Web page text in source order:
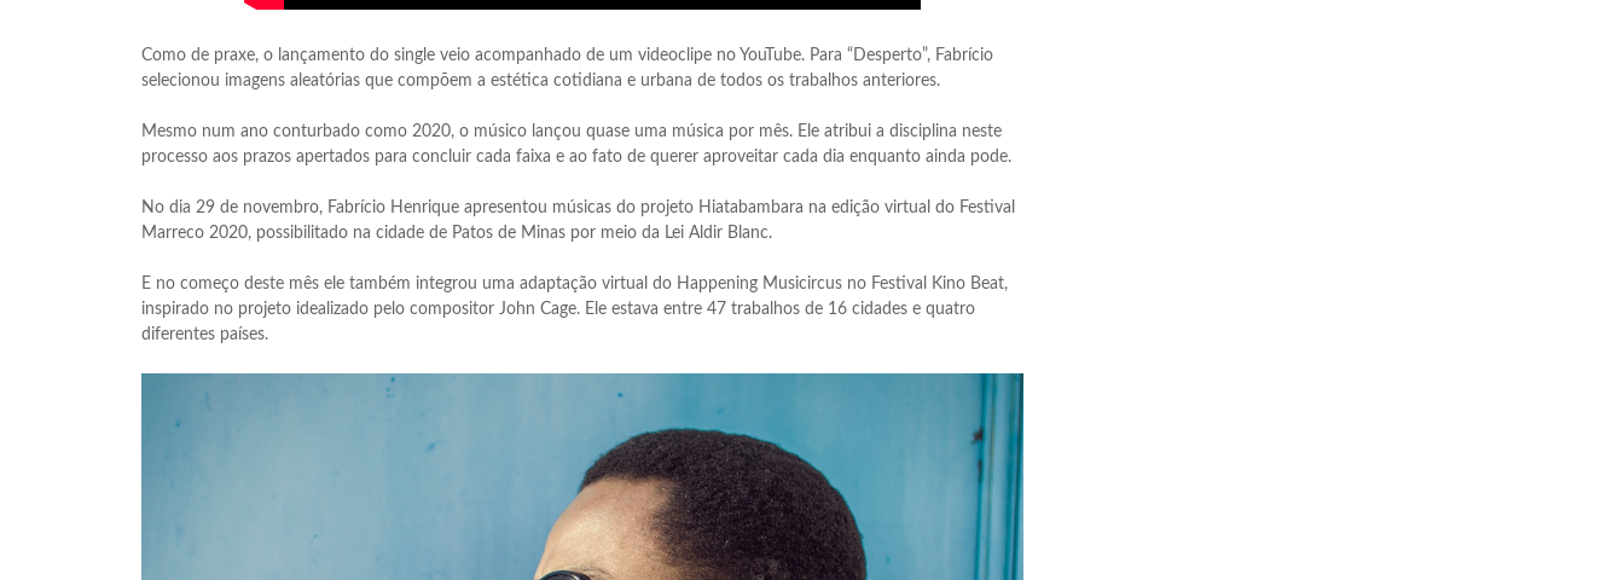
Como de praxe, o lançamento do single veio acompanhado de um videoclipe no YouTube. Para “Desperto”, Fabrício
selecionou imagens aleatórias que compõem a estética cotidiana e urbana de todos os trabalhos anteriores.
Mesmo num ano conturbado como 2020, o músico lançou quase uma música por mês. Ele atribui a disciplina neste
processo aos prazos apertados para concluir cada faixa e ao fato de querer aproveitar cada dia enquanto ainda pode.
No dia 29 de novembro, Fabrício Henrique apresentou músicas do projeto Hiatabambara na edição virtual do Festival
Marreco 2020, possibilitado na cidade de Patos de Minas por meio da Lei Aldir Blanc.
E no começo deste mês ele também integrou uma adaptação virtual do Happening Musicircus no Festival Kino Beat,
inspirado no projeto idealizado pelo compositor John Cage. Ele estava entre 47 trabalhos de 16 cidades e quatro
diferentes países.